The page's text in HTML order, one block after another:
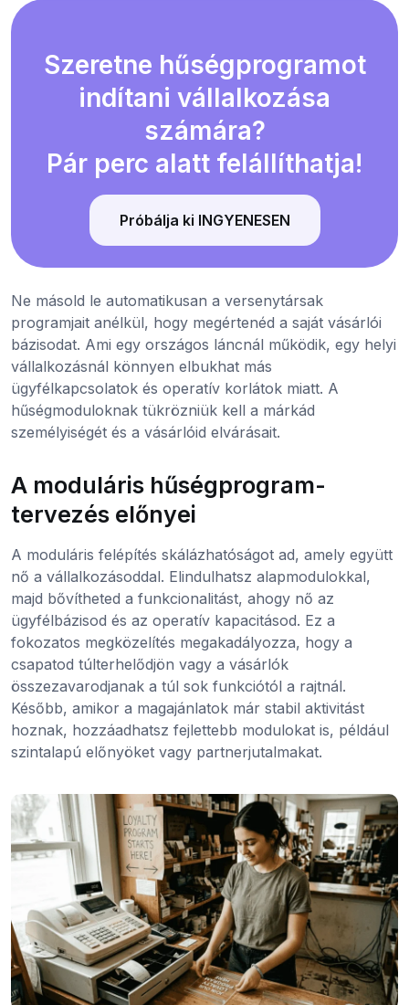
Szeretne hűségprogramot
indítani vállalkozása
számára?
Pár perc alatt felállíthatja!
Próbálja ki INGYENESEN
Ne másold le automatikusan a versenytársak
programjait anélkül, hogy megértenéd a saját vásárlói
bázisodat. Ami egy országos láncnál működik, egy helyi
vállalkozásnál könnyen elbukhat más
ügyfélkapcsolatok és operatív korlátok miatt. A
hűségmoduloknak tükrözniük kell a márkád
személyiségét és a vásárlóid elvárásait.
A moduláris hűségprogram-
tervezés előnyei
A moduláris felépítés skálázhatóságot ad, amely együtt
nő a vállalkozásoddal. Elindulhatsz alapmodulokkal,
majd bővítheted a funkcionalitást, ahogy nő az
ügyfélbázisod és az operatív kapacitásod. Ez a
fokozatos megközelítés megakadályozza, hogy a
csapatod túlterhelődjön vagy a vásárlók
összezavarodjanak a túl sok funkciótól a rajtnál.
Később, amikor a magajánlatok már stabil aktivitást
hoznak, hozzáadhatsz fejlettebb modulokat is, például
szintalapú előnyöket vagy partnerjutalmakat.